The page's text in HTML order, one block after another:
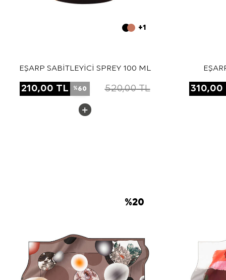
+1
EŞARP SABİTLEYİCİ SPREY 100 ML
210,00 TL %60 520,00TL 310,00
%20